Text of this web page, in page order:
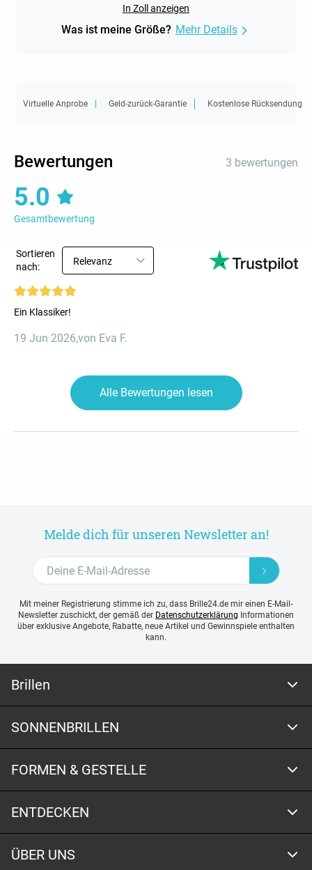
In Zoll anzeigen
Was ist meine Größe? Mehr Details
Virtuelle Anprobe Geld-zurück-Garantie Kostenlose Rücksendung
Bewertungen 3 bewertungen
5.0
Gesamtbewertung
Sortieren
nach:
Relevanz
Ein Klassiker!
19 Jun 2026,von Eva F.
Alle Bewertungen lesen
Melde dich für unseren Newsletter an!
Mit meiner Registrierung stimme ich zu, dass Brille24.de mir einen E-Mail-
Newsletter zuschickt, der gemäß der Datenschutzerklärung Informationen
über exklusive Angebote, Rabatte, neue Artikel und Gewinnspiele enthalten
kann.
Brillen
SONNENBRILLEN
FORMEN & GESTELLE
ENTDECKEN
ÜBER UNS